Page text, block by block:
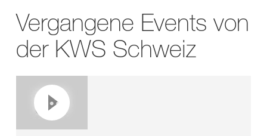
Vergangene Events von
der KWS Schweiz